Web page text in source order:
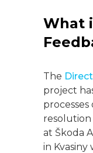
What
The
project
at Škoda
in Kvasiny